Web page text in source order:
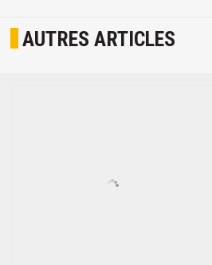
AUTRES ARTICLES